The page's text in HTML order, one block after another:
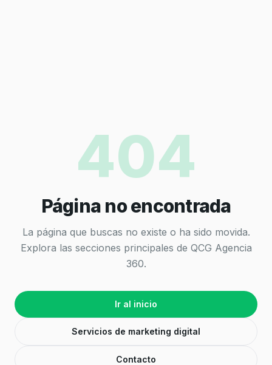
404
Página no encontrada
La página que buscas no existe o ha sido movida.
Explora las secciones principales de QCG Agencia
360.
Ir al inicio
Servicios de marketing digital
Contacto